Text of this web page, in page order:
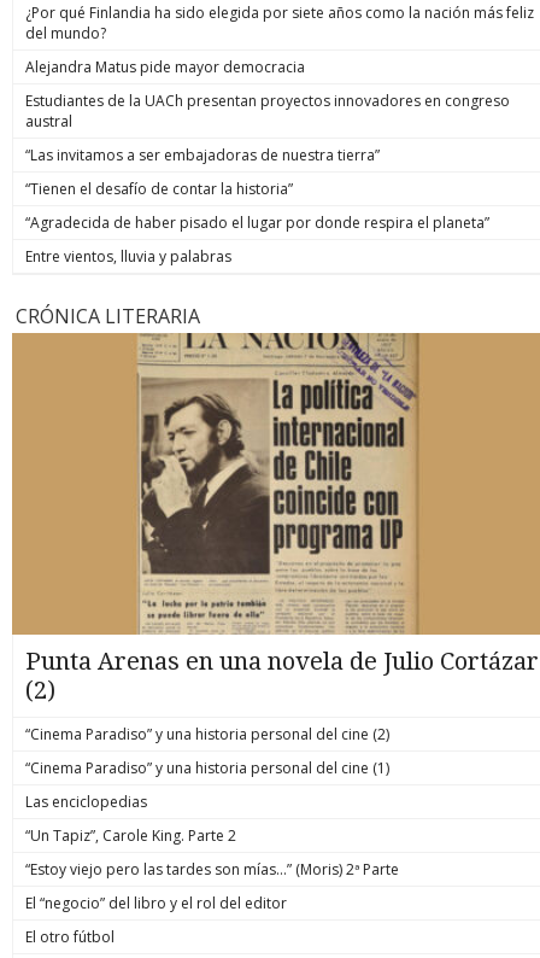
¿Por qué Finlandia ha sido elegida por siete años como la nación más feliz
del mundo?
Alejandra Matus pide mayor democracia
Estudiantes de la UACh presentan proyectos innovadores en congreso
austral
“Las invitamos a ser embajadoras de nuestra tierra”
“Tienen el desafío de contar la historia”
“Agradecida de haber pisado el lugar por donde respira el planeta”
Entre vientos, lluvia y palabras
CRÓNICA LITERARIA
Punta Arenas en una novela de Julio Cortázar
(2)
“Cinema Paradiso” y una historia personal del cine (2)
“Cinema Paradiso” y una historia personal del cine (1)
Las enciclopedias
“Un Tapiz”, Carole King. Parte 2
“Estoy viejo pero las tardes son mías…” (Moris) 2ª Parte
El “negocio” del libro y el rol del editor
El otro fútbol